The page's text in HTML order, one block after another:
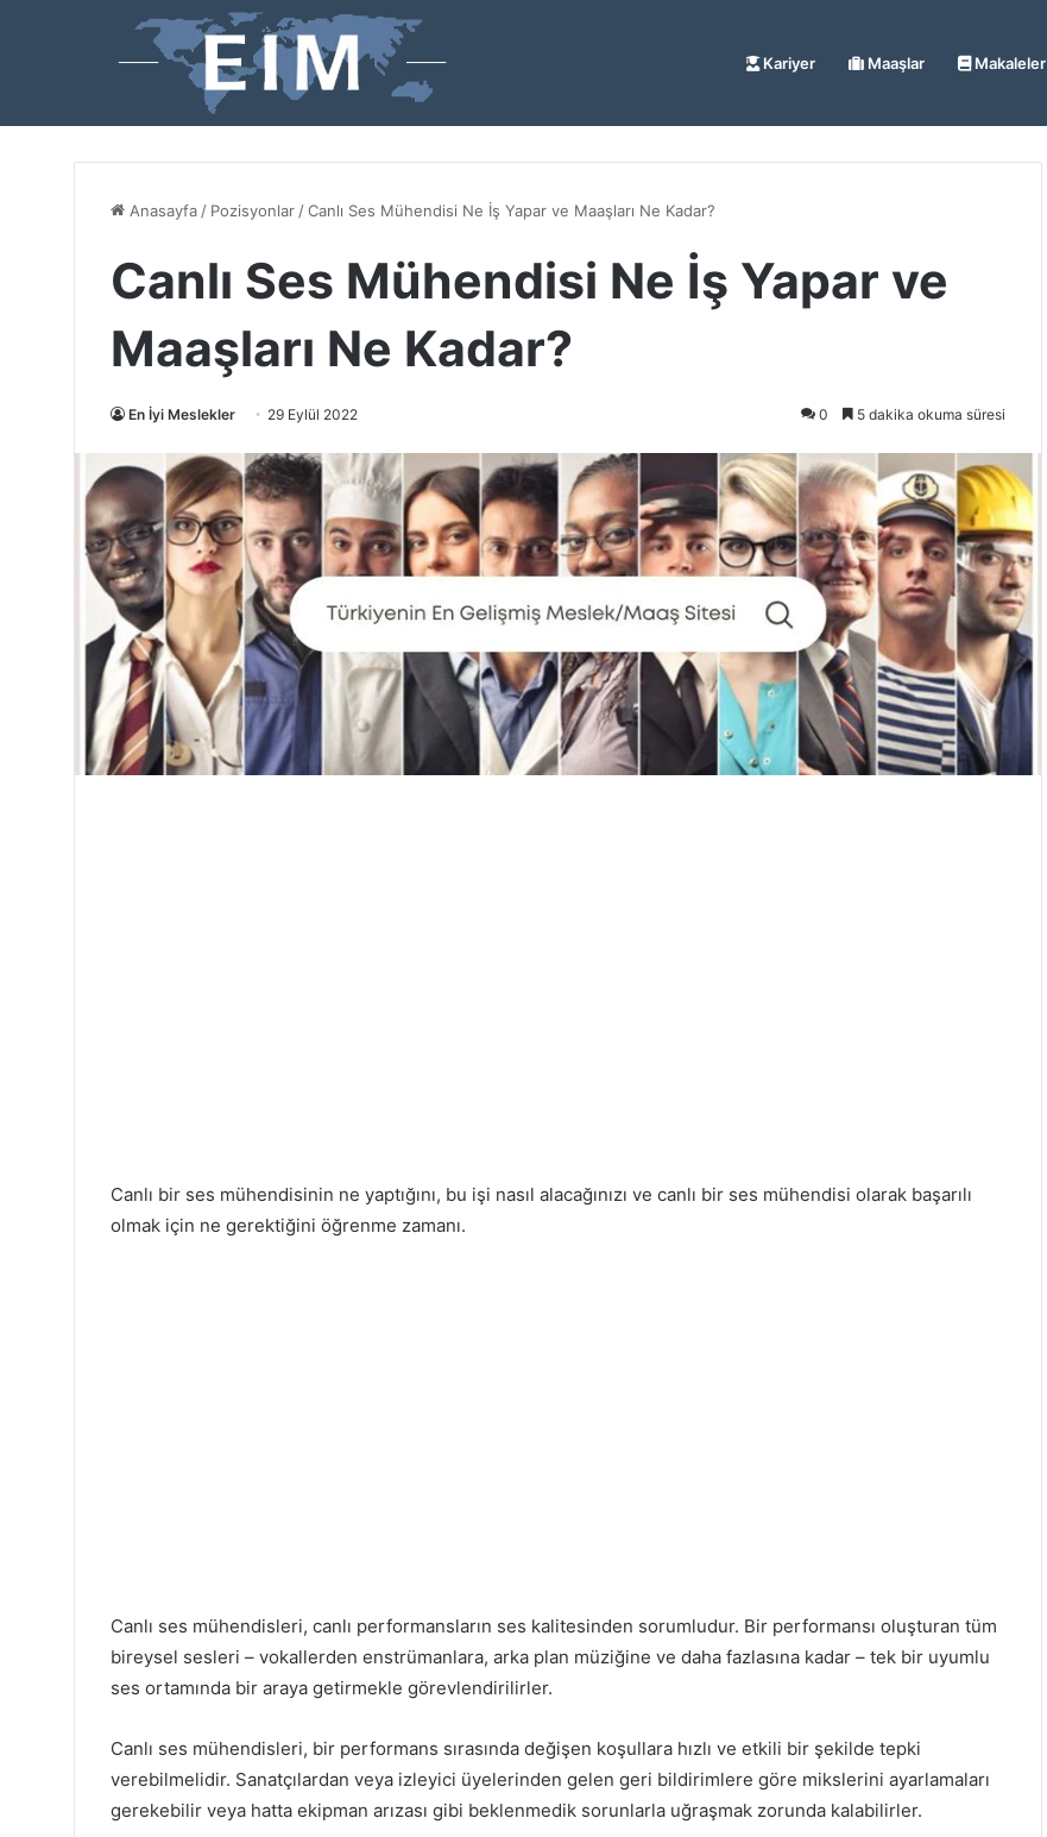
Kariyer Maaşlar Makaleler
Anasayfa / Pozisyonlar /Canlı Ses Mühendisi Ne İş Yapar ve Maaşları Ne Kadar?
Canlı Ses Mühendisi Ne İş Yapar ve
Maaşları Ne Kadar?
En İyi Meslekler 29 Eylül 2022 0 5 dakika okuma süresi
Canlı bir ses mühendisinin ne yaptığını, bu işi nasıl alacağınızı ve canlı bir ses mühendisi olarak başarılı
olmak için ne gerektiğini öğrenme zamanı.
Canlı ses mühendisleri, canlı performansların ses kalitesinden sorumludur. Bir performansı oluşturan tüm
bireysel sesleri – vokallerden enstrümanlara, arka plan müziğine ve daha fazlasına kadar – tek bir uyumlu
ses ortamında bir araya getirmekle görevlendirilirler.
Canlı ses mühendisleri, bir performans sırasında değişen koşullara hızlı ve etkili bir şekilde tepki
verebilmelidir. Sanatçılardan veya izleyici üyelerinden gelen geri bildirimlere göre mikslerini ayarlamaları
gerekebilir veya hatta ekipman arızası gibi beklenmedik sorunlarla uğraşmak zorunda kalabilirler.